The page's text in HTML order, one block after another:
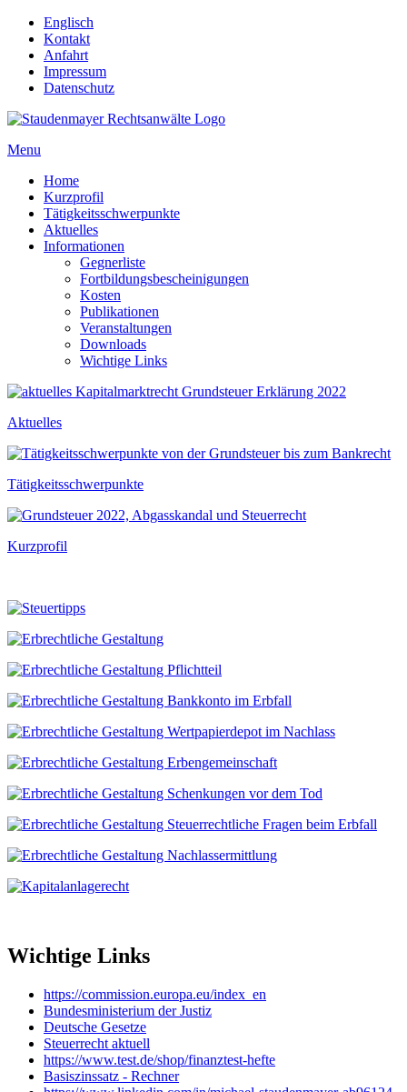
Englisch
Kontakt
Anfahrt
Impressum
Datenschutz
Menu
Home
Kurzprofil
Tätigkeitsschwerpunkte
Aktuelles
Informationen
Gegnerliste
Fortbildungsbescheinigungen
Kosten
Publikationen
Veranstaltungen
Downloads
Wichtige Links
Aktuelles
Tätigkeitsschwerpunkte
Kurzprofil
Wichtige Links
https://commission.europa.eu/index_en
Bundesministerium der Justiz
Deutsche Gesetze
Steuerrecht aktuell
https://www.test.de/shop/finanztest-hefte
Basiszinssatz - Rechner